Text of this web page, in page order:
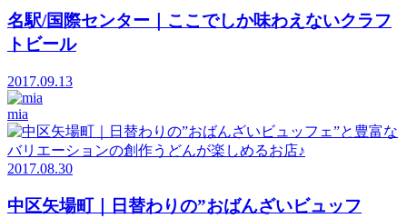
名駅/国際センター｜ここでしか味わえないクラフ
トビール
2017.09.13
mia
2017.08.30
中区矢場町｜日替わりの”おばんざいビュッフ